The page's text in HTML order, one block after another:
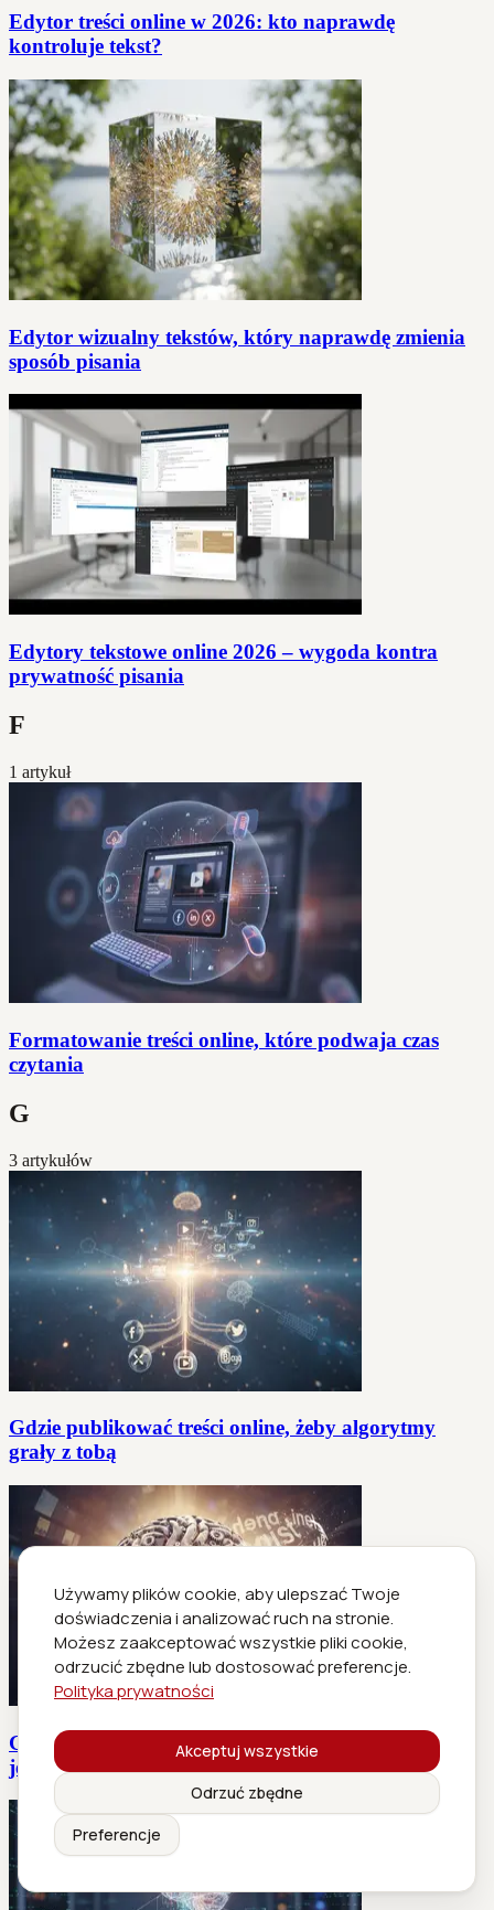
Używamy plików cookie, aby ulepszać Twoje
doświadczenia i analizować ruch na stronie.
Możesz zaakceptować wszystkie pliki cookie,
odrzucić zbędne lub dostosować preferencje.
Polityka prywatności
Akceptuj wszystkie
Odrzuć zbędne
Preferencje
Edytor treści online w 2026: kto naprawdę
kontroluje tekst?
Edytor wizualny tekstów, który naprawdę zmienia
sposób pisania
Edytory tekstowe online 2026 – wygoda kontra
prywatność pisania
F
1 artykuł
Formatowanie treści online, które podwaja czas
czytania
G
3 artykułów
Gdzie publikować treści online, żeby algorytmy
grały z tobą
Generowanie nagłówków do artykułów, które AI
jeszcze nie umie